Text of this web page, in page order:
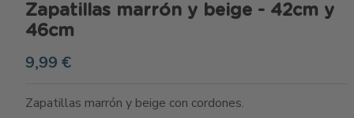
Zapatillas marrón y beige - 42cm y
46cm
9,99 €
Zapatillas marrón y beige con cordones.